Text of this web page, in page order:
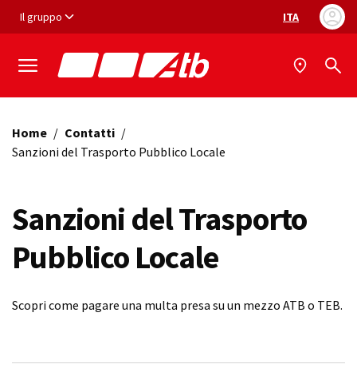
Vai ai contenuti
Vai al footer
Il gruppo Selezione
ITA
Home / Contatti /
Sanzioni del Trasporto Pubblico Locale
Sanzioni del Trasporto
Pubblico Locale
Scopri come pagare una multa presa su un mezzo ATB o TEB.